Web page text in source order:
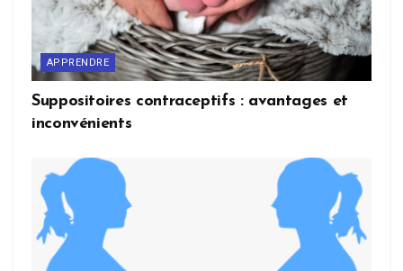
APPRENDRE
Suppositoires contraceptifs : avantages et
inconvénients